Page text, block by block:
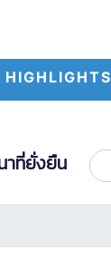
HIGHLIGHTS
าที่ยั่งยืน